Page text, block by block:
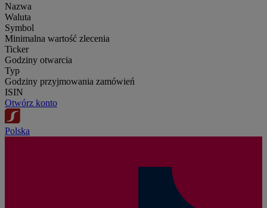
Nazwa
Waluta
Symbol
Minimalna wartość zlecenia
Ticker
Godziny otwarcia
Typ
Godziny przyjmowania zamówień
ISIN
Otwórz konto
Polska